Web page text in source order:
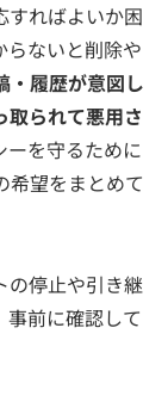
すればよいか困
らないと削除や
・履歴が意図し
取られて悪用さ
ーを守るために
希望をまとめて
の停止や引き継
事前に確認して